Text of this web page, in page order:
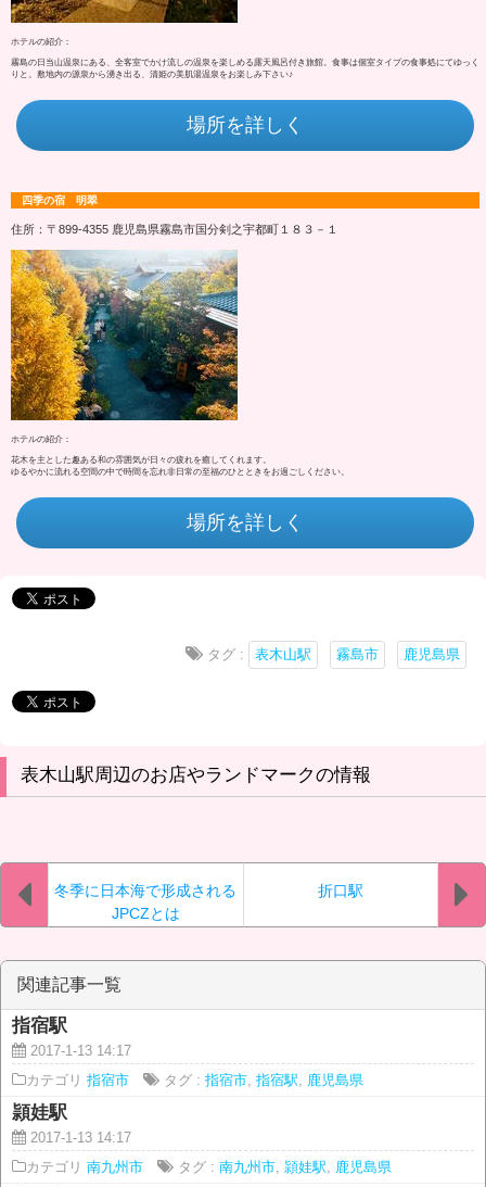
ホテルの紹介：
霧島の日当山温泉にある、全客室でかけ流しの温泉を楽しめる露天風呂付き旅館。食事は個室タイプの食事処にてゆっく
りと。敷地内の源泉から湧き出る、清姫の美肌湯温泉をお楽しみ下さい♪
場所を詳しく
四季の宿 明翠
住所：〒899-4355 鹿児島県霧島市国分剣之宇都町１８３－１
ホテルの紹介：
花木を主とした趣ある和の雰囲気が日々の疲れを癒してくれます。
ゆるやかに流れる空間の中で時間を忘れ非日常の至福のひとときをお過ごしください。
場所を詳しく
タグ : 表木山駅 霧島市 鹿児島県
表木山駅周辺のお店やランドマークの情報
冬季に日本海で形成される
JPCZとは
折口駅
関連記事一覧
指宿駅
2017-1-13 14:17
カテゴリ 指宿市 タグ : 指宿市, 指宿駅, 鹿児島県
頴娃駅
2017-1-13 14:17
カテゴリ 南九州市 タグ : 南九州市, 頴娃駅, 鹿児島県